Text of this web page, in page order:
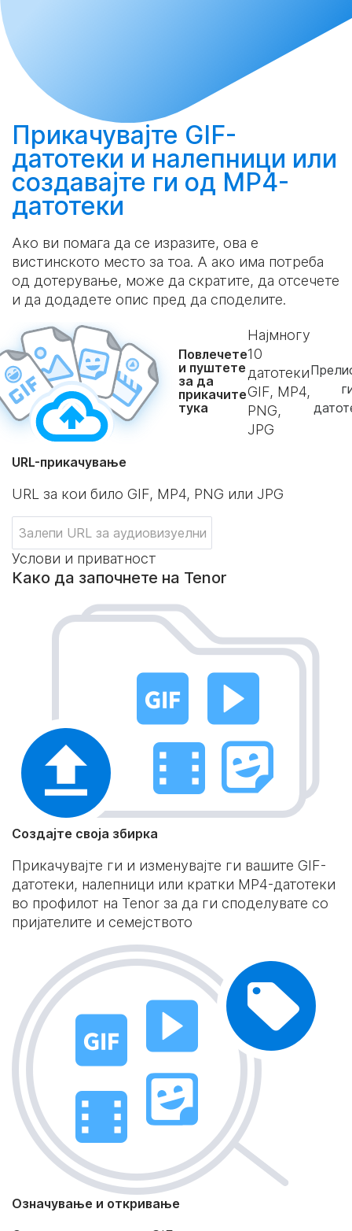
Прикачувајте GIF-
датотеки и налепници или
создавајте ги од MP4-
датотеки
Ако ви помага да се изразите, ова е
вистинското место за тоа. А ако има потреба
од дотерување, може да скратите, да отсечете
и да додадете опис пред да споделите.
Повлечете
и пуштете
за да
прикачите
тука
Најмногу
10
датотеки
GIF, MP4,
PNG,
JPG
URL-прикачување
URL за кои било GIF, MP4, PNG или JPG
Услови и приватност
Како да започнете на Tenor
Создајте своја збирка
Прикачувајте ги и изменувајте ги вашите GIF-
датотеки, налепници или кратки MP4-датотеки
во профилот на Tenor за да ги споделувате со
пријателите и семејството
Означување и откривање